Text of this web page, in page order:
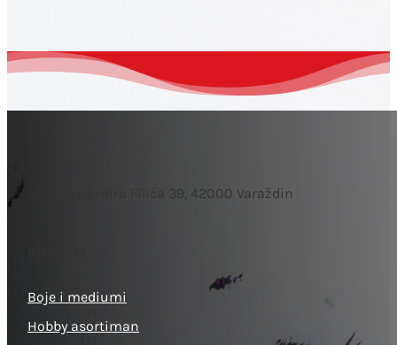
Ulica Krešimira Filića 39, 42000 Varaždin
Boje i mediumi
Hobby asortiman